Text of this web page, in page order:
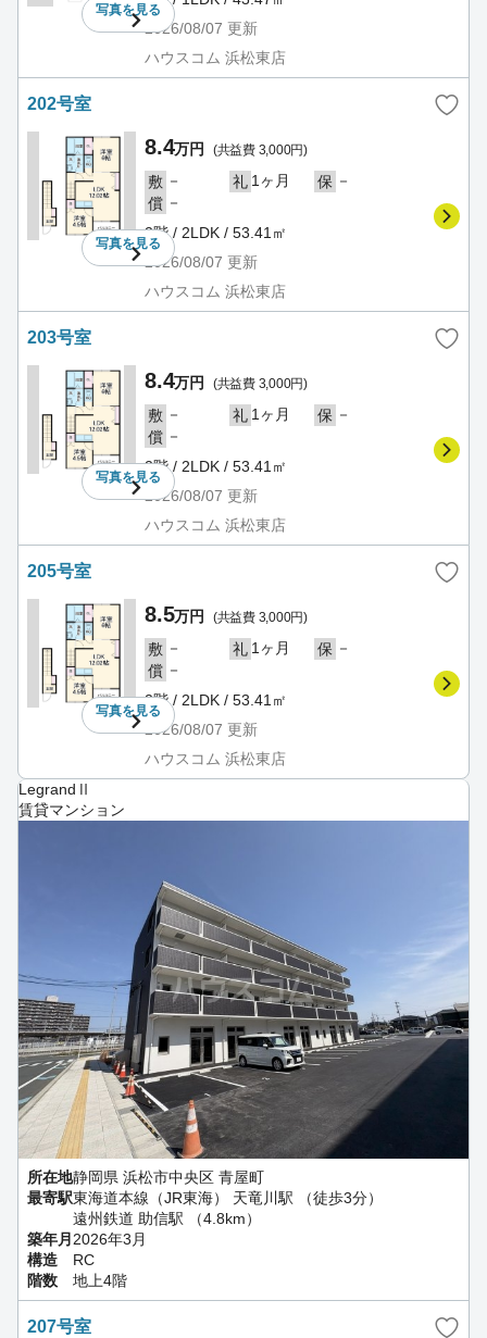
写真を見る
2026/08/07 更新
ハウスコム 浜松東店
202号室
写真を見る
8.4万円 (共益費 3,000円)
敷 － 礼 1ヶ月 保 －
償 －
2階 / 2LDK / 53.41㎡
2026/08/07 更新
ハウスコム 浜松東店
203号室
写真を見る
8.4万円 (共益費 3,000円)
敷 － 礼 1ヶ月 保 －
償 －
2階 / 2LDK / 53.41㎡
2026/08/07 更新
ハウスコム 浜松東店
205号室
写真を見る
8.5万円 (共益費 3,000円)
敷 － 礼 1ヶ月 保 －
償 －
2階 / 2LDK / 53.41㎡
2026/08/07 更新
ハウスコム 浜松東店
LegrandⅡ
賃貸マンション
所在地静岡県 浜松市中央区 青屋町
最寄駅東海道本線（JR東海） 天竜川駅 （徒歩3分）
遠州鉄道 助信駅 （4.8km）
築年月2026年3月
構造
RC
階数
地上4階
207号室